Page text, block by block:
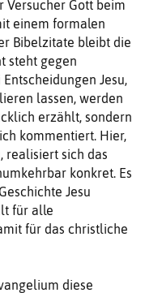
Versucher Gott beim
einem formalen
Bibelzitate bleibt die
steht gegen
Jesu,
lassen, werden
erzählt, sondern
kommentiert. Hier,
realisiert sich das
konkret. Es
Jesu
für alle
für das christliche
diese